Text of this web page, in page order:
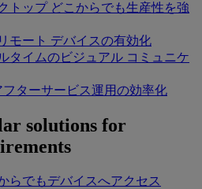
トップ どこからでも生産性を強
リモート デバイスの有効化
タイムのビジュアル コミュニケ
フターサービス運用の効率化
solutions for
らでもデバイスへアクセス